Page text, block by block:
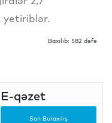
yetiriblər.
Baxılıb: 582 dəfə
E-qəzet
Son Buraxılış